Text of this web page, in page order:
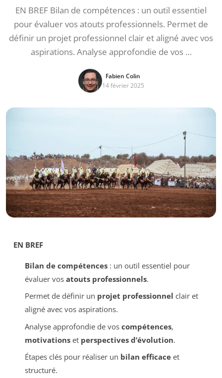
EN BREF Bilan de compétences : un outil essentiel
pour évaluer vos atouts professionnels. Permet de
définir un projet professionnel clair et aligné avec vos
aspirations. Analyse approfondie de vos …
Fabien Colin
14 février 2025
EN BREF
Bilan de compétences: un outil essentiel pour
évaluer vos atouts professionnels.
Permet de définir un projet professionnel clair et
aligné avec vos aspirations.
Analyse approfondie de vos compétences,
motivationset perspectives d’évolution.
Étapes clés pour réaliser un bilan efficaceet
structuré.